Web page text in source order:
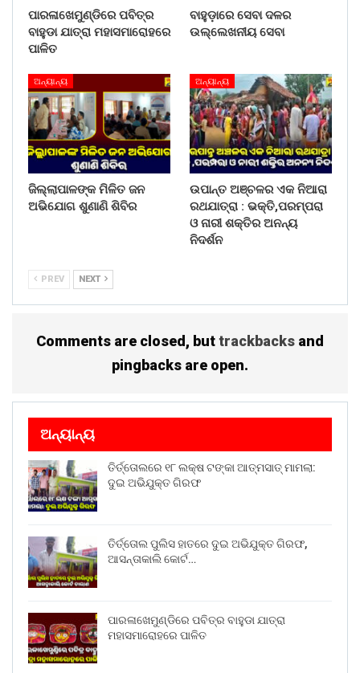
ପାରଳାଖେମୁଣ୍ଡିରେ ପବିତ୍ର
ବାହୁଡା ଯାତ୍ରା ମହାସମାରୋହରେ
ପାଳିତ
ବାହୁଡ଼ାରେ ସେବା ଦଳର
ଉଲ୍ଲେଖନୀୟ ସେବା
ଅନ୍ୟାନ୍ୟ
ଜିଲ୍ଲାପାଳଙ୍କ ମିଳିତ ଜନ
ଅଭିଯୋଗ ଶୁଣାଣି ଶିବିର
ଅନ୍ୟାନ୍ୟ
ଉପାନ୍ତ ଅଞ୍ଚଳର ଏକ ନିଆରା
ରଥଯାତ୍ରା : ଭକ୍ତି,ପରମ୍ପରା
ଓ ନାରୀ ଶକ୍ତିର ଅନନ୍ୟ
ନିଦର୍ଶନ
PREV NEXT
Comments are closed, buttrackbacks and
pingbacks are open.
ଅନ୍ୟାନ୍ୟ
ତିର୍ତ୍ତୋଲରେ ୧୮ ଲକ୍ଷ ଟଙ୍କା ଆତ୍ମସାତ୍ ମାମଲା:
ଦୁଇ ଅଭିଯୁକ୍ତ ଗିରଫ
ତିର୍ତ୍ତୋଲ ପୁଲିସ ହାତରେ ଦୁଇ ଅଭିଯୁକ୍ତ ଗିରଫ,
ଆସନ୍ତାକାଲି କୋର୍ଟ…
ପାରଳାଖେମୁଣ୍ଡିରେ ପବିତ୍ର ବାହୁଡା ଯାତ୍ରା
ମହାସମାରୋହରେ ପାଳିତ